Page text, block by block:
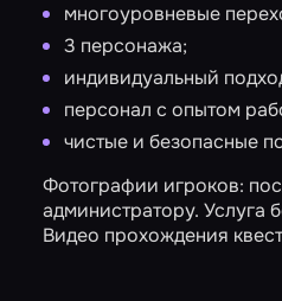
многоуровневые
3 персонажа;
индивидуальный
персонал с опытом
чистые и безопасные
Фотографии игроков:
администратору. Услуга
Видео прохождения